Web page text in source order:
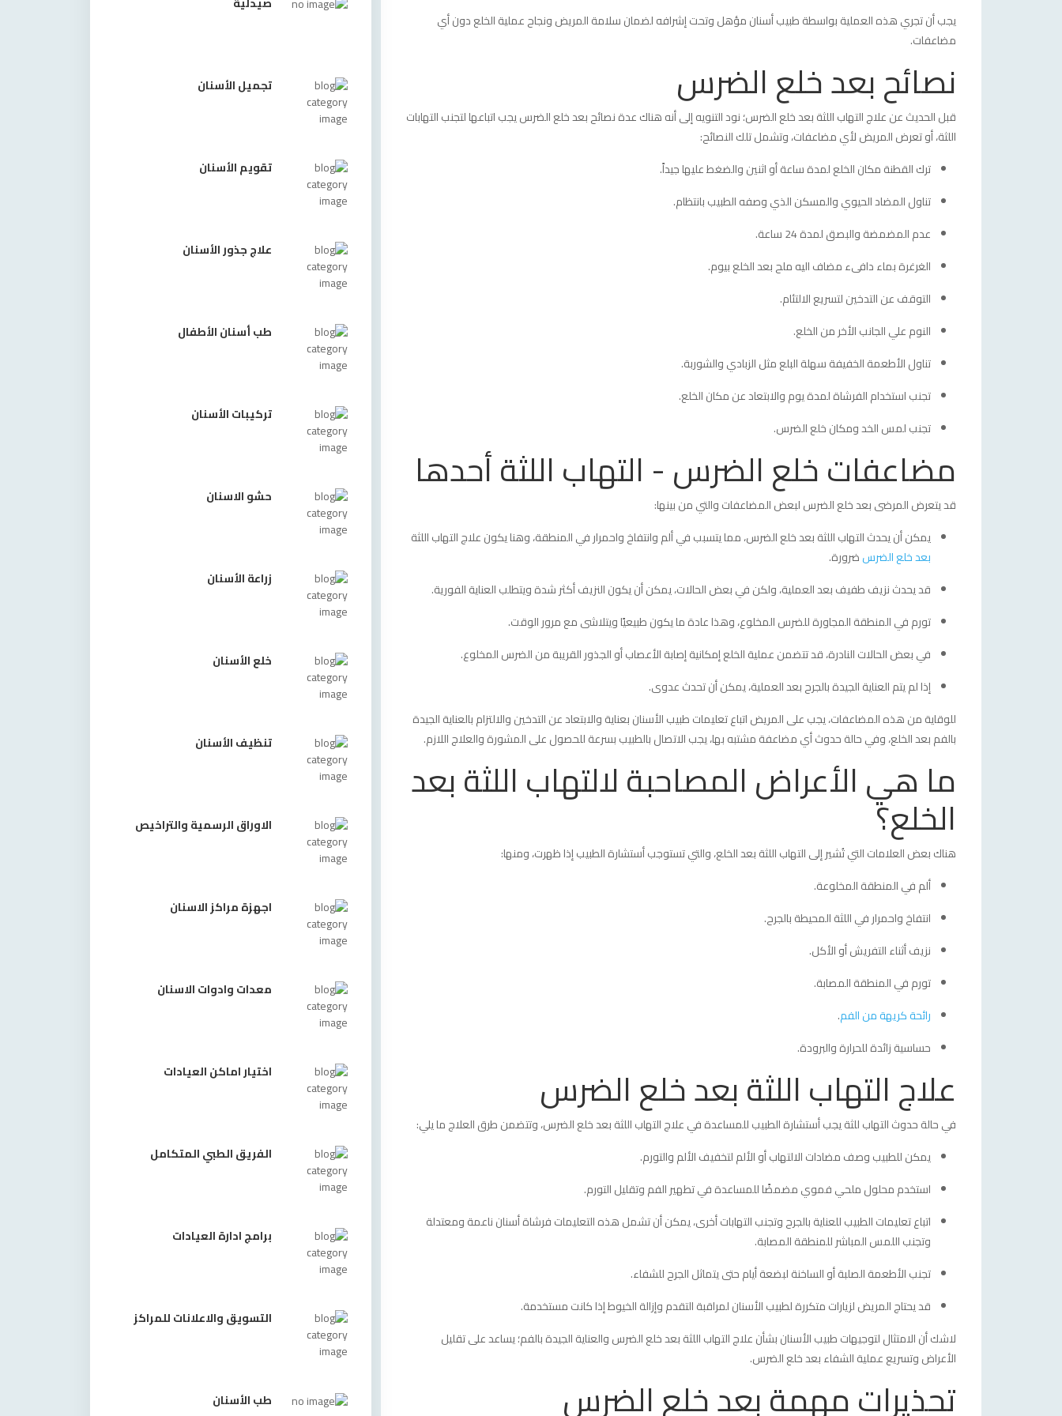
يجب أن تجري هذه العملية بواسطة طبيب أسنان مؤهل وتحت إشرافه لضمان سلامة المريض ونجاح عملية الخلع دون أي
مضاعفات.
نصائح بعد خلع الضرس
قبل الحديث عن علاج التهاب اللثة بعد خلع الضرس؛ نود التنويه إلى أنه هناك عدة نصائح بعد خلع الضرس يجب اتباعها لتجنب التهابات
اللثة، أو تعرض المريض لأي مضاعفات، وتشمل تلك النصائح:
ترك القطنة مكان الخلع لمدة ساعة أو اثنين والضغط عليها جيداً.
تناول المضاد الحيوي والمسكن الذي وصفه الطبيب بانتظام.
عدم المضمضة والبصق لمدة 24 ساعة.
الغرغرة بماء دافىء مضاف اليه ملح بعد الخلع بيوم.
التوقف عن التدخين لتسريع الالتئام.
النوم علي الجانب الأخر من الخلع.
تناول الأطعمة الخفيفة سهلة البلع مثل الزبادي والشوربة.
تجنب استخدام الفرشاة لمدة يوم والابتعاد عن مكان الخلع.
تجنب لمس الخد ومكان خلع الضرس.
مضاعفات خلع الضرس - التهاب اللثة أحدها
قد يتعرض المرضى بعد خلع الضرس لبعض المضاعفات والتي من بينها:
يمكن أن يحدث التهاب اللثة بعد خلع الضرس، مما يتسبب في ألم وانتفاخ واحمرار في المنطقة، وهنا يكون علاج التهاب اللثة
بعد خلع الضرسضرورة.
قد يحدث نزيف طفيف بعد العملية، ولكن في بعض الحالات، يمكن أن يكون النزيف أكثر شدة ويتطلب العناية الفورية.
تورم في المنطقة المجاورة للضرس المخلوع، وهذا عادة ما يكون طبيعيًا ويتلاشى مع مرور الوقت.
في بعض الحالات النادرة، قد تتضمن عملية الخلع إمكانية إصابة الأعصاب أو الجذور القريبة من الضرس المخلوع.
إذا لم يتم العناية الجيدة بالجرح بعد العملية، يمكن أن تحدث عدوى.
للوقاية من هذه المضاعفات، يجب على المريض اتباع تعليمات طبيب الأسنان بعناية والابتعاد عن التدخين والالتزام بالعناية الجيدة
بالفم بعد الخلع، وفي حالة حدوث أي مضاعفة مشتبه بها، يجب الاتصال بالطبيب بسرعة للحصول على المشورة والعلاج اللازم.
ما هي الأعراض المصاحبة لالتهاب اللثة بعد
الخلع؟
هناك بعض العلامات التي تُشير إلى التهاب اللثة بعد الخلع، والتي تستوجب أستشارة الطبيب إذا ظهرت، ومنها:
ألم في المنطقة المخلوعة.
انتفاخ واحمرار في اللثة المحيطة بالجرح.
نزيف أثناء التفريش أو الأكل.
تورم في المنطقة المصابة.
رائحة كريهة من الفم.
حساسية زائدة للحرارة والبرودة.
علاج التهاب اللثة بعد خلع الضرس
في حالة حدوث التهاب للثة يجب أستشارة الطبيب للمساعدة في علاج التهاب اللثة بعد خلع الضرس، وتتضمن طرق العلاج ما يلي:
يمكن للطبيب وصف مضادات الالتهاب أو الألم لتخفيف الألم والتورم.
استخدم محلول ملحي فموي مضمضًا للمساعدة في تطهير الفم وتقليل التورم.
اتباع تعليمات الطبيب للعناية بالجرح وتجنب التهابات أخرى، يمكن أن تشمل هذه التعليمات فرشاة أسنان ناعمة ومعتدلة
وتجنب اللمس المباشر للمنطقة المصابة.
تجنب الأطعمة الصلبة أو الساخنة لبضعة أيام حتى يتماثل الجرح للشفاء.
قد يحتاج المريض لزيارات متكررة لطبيب الأسنان لمراقبة التقدم وإزالة الخيوط إذا كانت مستخدمة.
لاشك أن الامتثال لتوجيهات طبيب الأسنان بشأن علاج التهاب اللثة بعد خلع الضرس والعناية الجيدة بالفم؛ يساعد على تقليل
الأعراض وتسريع عملية الشفاء بعد خلع الضرس.
تحذيرات مهمة بعد خلع الضرس
تجميل الأسنان
تقويم الأسنان
علاج جذور الأسنان
طب أسنان الأطفال
تركيبات الأسنان
حشو الاسنان
زراعة الأسنان
خلع الأسنان
تنظيف الأسنان
الاوراق الرسمية والتراخيص
اجهزة مراكز الاسنان
معدات وادوات الاسنان
اختيار اماكن العيادات
الفريق الطبي المتكامل
برامج ادارة العيادات
التسويق والاعلانات للمراكز
طب الأسنان